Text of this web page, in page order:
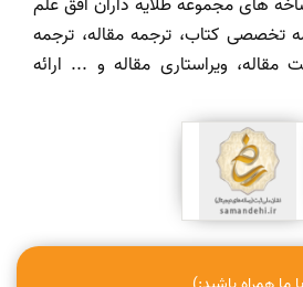
های مجموعه طلایه داران افق علم
تخصصی کتاب، ترجمه مقاله، ترجمه
ویراستاری مقاله و ... ارائه